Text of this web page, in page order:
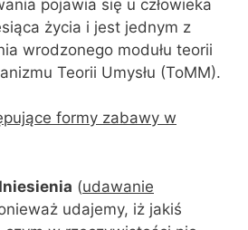
pojawia się u człowieka
życia i jest jednym z
wrodzonego modułu teorii
Teorii Umysłu (ToMM).
formy zabawy w
(udawanie
udajemy, iż jakiś